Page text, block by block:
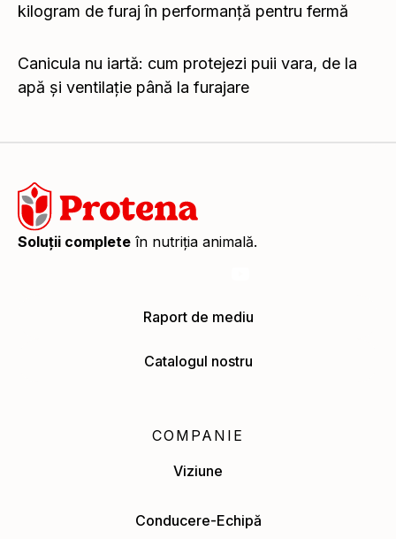
kilogram de furaj în performanță pentru fermă
kilogram de furaj în performanță pentru fermă
Canicula nu iartă: cum protejezi puii vara, de la
apă și ventilație până la furajare
Soluții complete în nutriția animală.
Raport de mediu
Catalogul nostru
COMPANIE
Viziune
Conducere-Echipă